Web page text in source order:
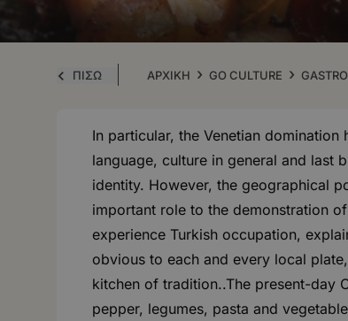
ΠΙΣΩ ΑΡΧΙΚΗ › GO CULTURE ›
In particular, the Venetian
language, culture in general and last
identity. However, the geographical
important role to the demonstration
experience Turkish occupation,
obvious to each and every local
kitchen of tradition..The present-day
pepper, legumes, pasta and